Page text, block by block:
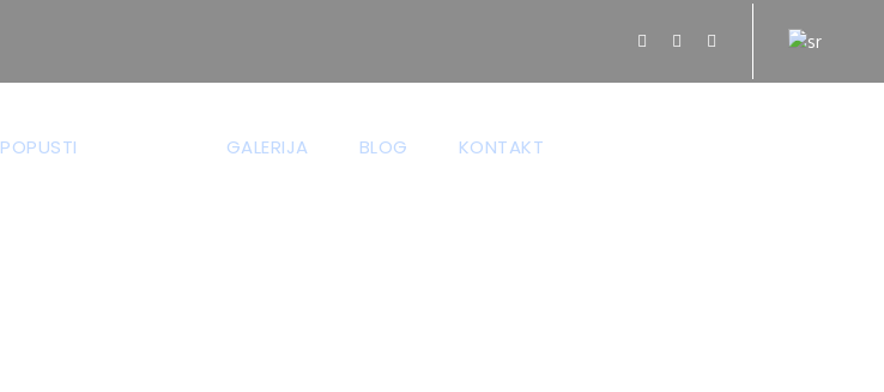
POPUSTI GALERIJA BLOG KONTAKT